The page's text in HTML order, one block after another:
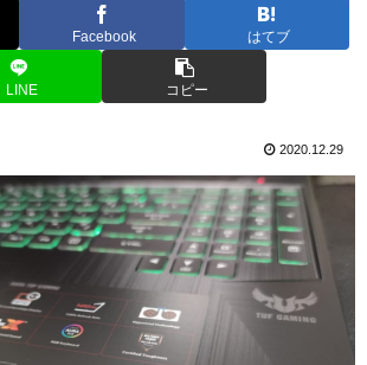
Facebook はてブ
LINE コピー
2020.12.29